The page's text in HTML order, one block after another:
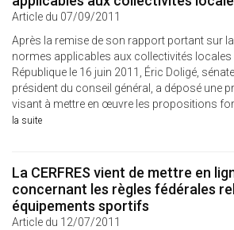
Article du 07/09/2011
Après la remise de son rapport portant sur
normes applicables aux collectivités locales
République le 16 juin 2011, Éric Doligé,
président du conseil général, a déposé une
visant à mettre en œuvre les propositions
la suite
La CERFRES vient de mettre en
concernant les règles fédérales
équipements sportifs
Article du 12/07/2011